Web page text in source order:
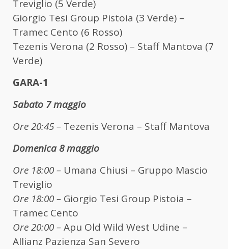
Treviglio (5 Verde)
Giorgio Tesi Group Pistoia (3 Verde) –
Tramec Cento (6 Rosso)
Tezenis Verona (2 Rosso) – Staff Mantova (7
Verde)
GARA-1
Sabato 7 maggio
Ore 20:45 – Tezenis Verona – Staff Mantova
Domenica 8 maggio
Ore 18:00 – Umana Chiusi – Gruppo Mascio
Treviglio
Ore 18:00 – Giorgio Tesi Group Pistoia –
Tramec Cento
Ore 20:00 –Apu Old Wild West Udine –
Allianz Pazienza San Severo